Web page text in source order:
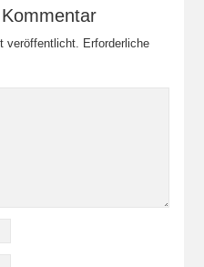
veröffentlicht. Erforderliche